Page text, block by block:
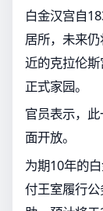
白金汉宫自
居所，未来
近的克拉伦
正式家园。
官员表示，
面开放。
为期10年的
付王室履行